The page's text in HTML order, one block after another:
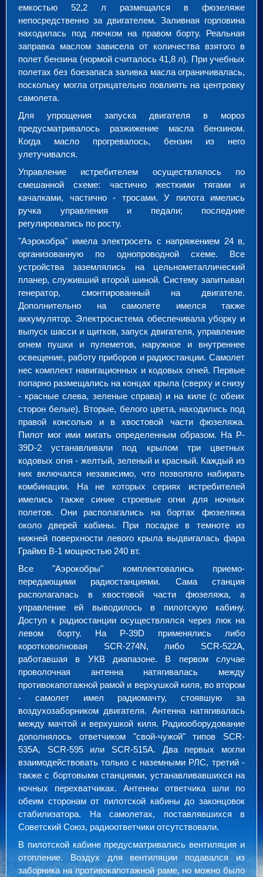
емкостью 52,2 л размещался в фюзеляже
непосредственно за двигателем. Заливная горловина
находилась под лючком на правом борту. Реальная
заправка маслом зависела от количества взятого в
полет бензина (нормой считалось 41,8 л). При учебных
полетах без боезапаса заливка масла ограничивалась,
поскольку могла отрицательно повлиять на центровку
самолета.
Для упрощения запуска двигателя в мороз
предусматривалось разжижение масла бензином.
Когда масло прогревалось, бензин из него
улетучивался.
Управление истребителем осуществлялось по
смешанной схеме: частично жесткими тягами и
качалками, частично - тросами. У пилота имелись
ручка управления и педали; последние
регулировались по росту.
"Аэрокобра" имела электросеть с напряжением 24 в,
организованную по однопроводной схеме. Все
устройства заземлялись на цельнометаллический
планер, служивший второй шиной. Систему запитывал
генератор, смонтированный на двигателе.
Дополнительно на самолете имелся также
аккумулятор. Электросистема обеспечивала уборку и
выпуск шасси и щитков, запуск двигателя, управление
огнем пушки и пулеметов, наружное и внутреннее
освещение, работу приборов и радиостанции. Самолет
нес комплект навигационных и кодовых огней. Первые
попарно размещались на концах крыла (сверху и снизу
- красные слева, зеленые справа) и на киле (с обеих
сторон белые). Вторые, белого цвета, находились под
правой консолью и в хвостовой части фюзеляжа.
Пилот мог ими мигать определенным образом. На P-
39D-2 устанавливали под крылом три цветных
кодовых огня - желтый, зеленый и красный. Каждый из
них включался независимо, что позволяло набирать
комбинации. На не которых сериях истребителей
имелись также синие строевые огни для ночных
полетов. Они располагались на бортах фюзеляжа
около дверей кабины. При посадке в темноте из
нижней поверхности левого крыла выдвигалась фара
Граймз В-1 мощностью 240 вт.
Все "Аэрокобры" комплектовались приемо-
передающими радиостанциями. Сама станция
располагалась в хвостовой части фюзеляжа, а
управление ей выводилось в пилотскую кабину.
Доступ к радиостанции осуществлялся через люк на
левом борту. На P-39D применялись либо
коротковолновая SCR-274N, либо SCR-522A,
работавшая в УКВ диапазоне. В первом случае
проволочная антенна натягивалась между
противокапотажной рамой и верхушкой киля, во втором
- самолет имел радиомачту, стоявшую за
воздухозаборником двигателя. Антенна натягивалась
между мачтой и верхушкой киля. Радиооборудование
дополнялось ответчиком "свой-чужой" типов SCR-
535A, SCR-595 или SCR-515A. Два первых могли
взаимодействовать только с наземными РЛС, третий -
также с бортовыми станциями, устанавливавшихся на
ночных перехватчиках. Антенны ответчика шли по
обеим сторонам от пилотской кабины до законцовок
стабилизатора. На самолетах, поставлявшихся в
Советский Союз, радиоответчики отсутствовали.
В пилотской кабине предусматривались вентиляция и
отопление. Воздух для вентиляции подавался из
заборника на противокапотажной раме, но можно было